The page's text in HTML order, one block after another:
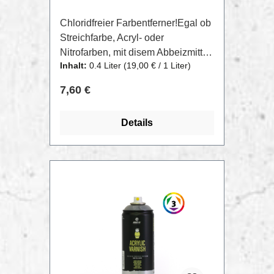
Chloridfreier Farbentferner!Egal ob
Streichfarbe, Acryl- oder
Nitrofarben, mit disem Abbeizmittel
kannst du alte oder überschüssige
auf den gewünschten Bereich
Funktioniert auf allen Untergründe,
Inhalt: 0.4 Liter (19,00 € / 1 Liter)
Regulärer Preis:
7,60 €
Details